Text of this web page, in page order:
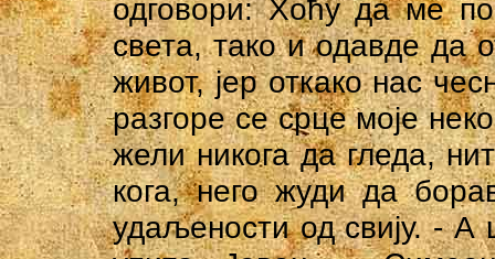
одговори: Хоћу да ме
света, тако и одавде да
живот, јер откако нас
разгоре се срце моје
жели никога да гледа,
кога, него жуди да
удаљености од свију. -